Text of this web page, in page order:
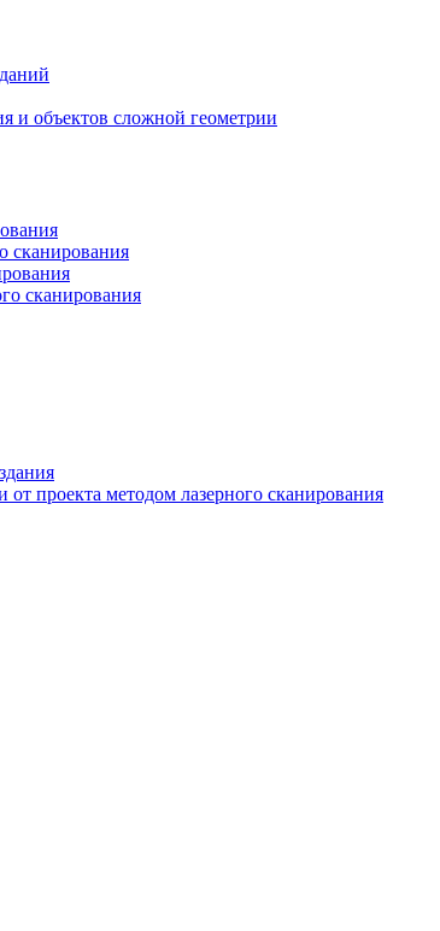
и объектов сложной геометрии
сканирования
сканирования
проекта методом лазерного сканирования